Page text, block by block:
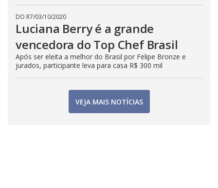
DO R7/03/10/2020
Luciana Berry é a grande
vencedora do Top Chef Brasil
Após ser eleita a melhor do Brasil por Felipe Bronze e
jurados, participante leva para casa R$ 300 mil
VEJA MAIS NOTÍCIAS